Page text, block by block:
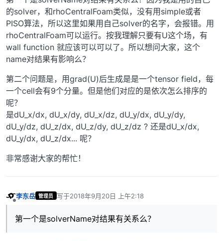
的solver，和rhoCentralFoam类似，没有用simple或者
PISO算法，所以这里如果用自己solver的名字，会报错。用
rhoCentralFoam可以运行。按我理解只要有U这个场，有
wall function 就应该可以可以了。所以想问大家，这个
name对结果有影响么？
第二个问题是，用grad(U)后生成是是一个tensor field，每
一个cell会有9个分量。但是他们对应的是依次怎么排序的
呢？
是dU_x/dx, dU_x/dy, dU_x/dz, dU_y/dx, dU_y/dy,
dU_y/dz, dU_z/dx, dU_z/dy, dU_z/dz ? 还是dU_x/dx,
dU_y/dx, dU_z/dx... 呢？
非常感谢大家的帮忙！
李东岳 管理员 写于2018年9月20日 上午2:18
最后由 编辑
第一个是solverName对结果有关系么？